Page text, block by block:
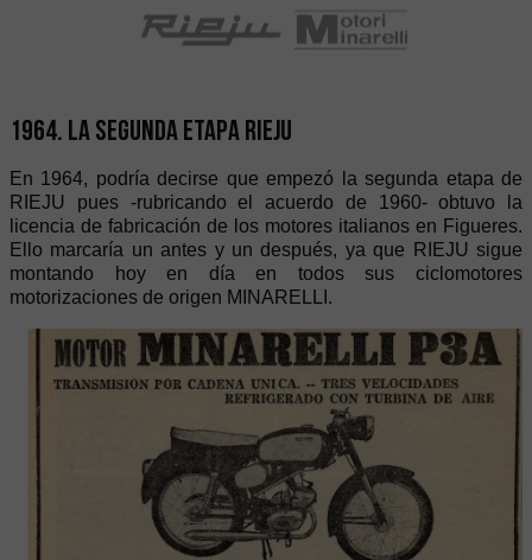
1964. La segunda etapa RIEJU
En 1964, podría decirse que empezó la segunda etapa de
RIEJU pues -rubricando el acuerdo de 1960- obtuvo la
licencia de fabricación de los motores italianos en Figueres.
Ello marcaría un antes y un después, ya que RIEJU sigue
montando hoy en día en todos sus ciclomotores
motorizaciones de origen MINARELLI.